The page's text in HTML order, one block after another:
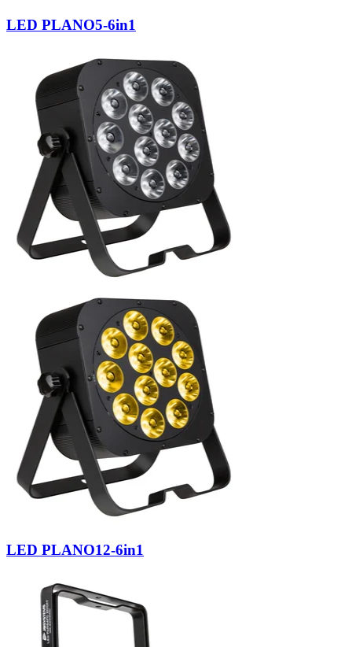
LED PLANO5-6in1
LED PLANO12-6in1